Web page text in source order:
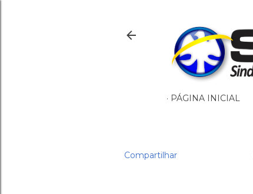
PÁGINA INICIAL
Compartilhar